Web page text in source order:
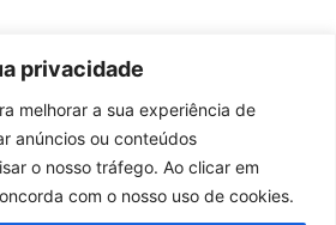
privacidade
melhorar a sua experiência de
anúncios ou conteúdos
o nosso tráfego. Ao clicar em
com o nosso uso de cookies.